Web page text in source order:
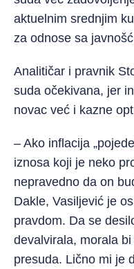
aktuelnim srednjim
za odnose sa
Analitičar i pravnik
suda očekivana, jer
novac već i kazne
– Ako inflacija
iznosa koji je neko
nepravedno da on
Dakle, Vasiljević je
pravdom. Da se
devalvirala, morala
presuda. Lično mi je